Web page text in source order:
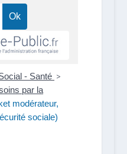
- Santé >
par la
modérateur,
sociale)